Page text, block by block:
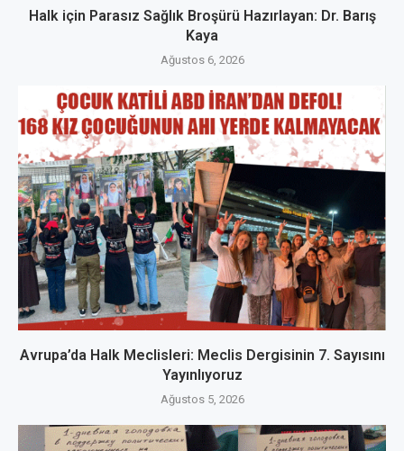
Halk için Parasız Sağlık Broşürü Hazırlayan: Dr. Barış
Kaya
Ağustos 6, 2026
Avrupa’da Halk Meclisleri: Meclis Dergisinin 7. Sayısını
Yayınlıyoruz
Ağustos 5, 2026